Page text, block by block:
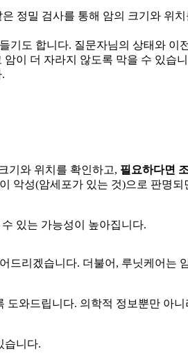
은 정밀 검사를 통해 암의 크기와 위
기도 합니다. 질문자님의 상태와 이
암이 더 자라지 않도록 막을 수 있습
기와 위치를 확인하고, 필요하다면
악성(암세포가 있는 것)으로 판명되
있는 가능성이 높아집니다.
드리겠습니다. 더불어, 루닛케어는
와드립니다. 의학적 정보뿐만 아니
습니다.